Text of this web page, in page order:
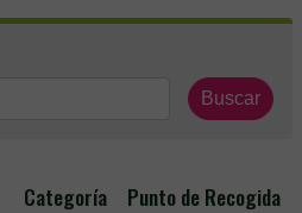
Buscar
Categoría Punto de Recogida